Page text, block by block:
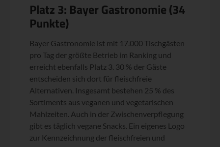
Platz 3: Bayer Gastronomie (34
Punkte)
Bayer Gastronomie ist mit 17.000 Tischgästen
pro Tag der größte Betrieb im Ranking und
erreicht ebenfalls Platz 3. 30 % der Gäste
entscheiden sich dort für fleischfreie
Alternativen. Insgesamt bestehen 25 % des
Sortiments aus veganen und vegetarischen
Mahlzeiten. Auch in der Zwischenverpflegung
gibt es täglich vegane Snacks. Ein eigenes Logo
zur Kennzeichnung der fleischfreien und